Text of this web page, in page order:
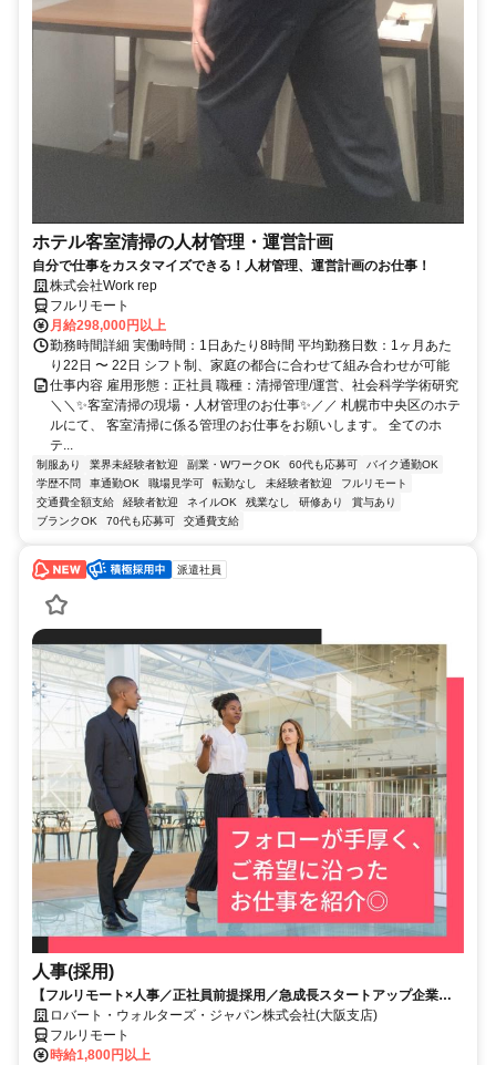
ホテル客室清掃の人材管理・運営計画
自分で仕事をカスタマイズできる！人材管理、運営計画のお仕事！
株式会社Work rep
フルリモート
月給298,000円以上
勤務時間詳細 実働時間：1日あたり8時間 平均勤務日数：1ヶ月あた
り22日 〜 22日 シフト制、家庭の都合に合わせて組み合わせが可能
仕事内容 雇用形態：正社員 職種：清掃管理/運営、社会科学学術研究
＼＼✨客室清掃の現場・人材管理のお仕事✨／／ 札幌市中央区のホテ
ルにて、 客室清掃に係る管理のお仕事をお願いします。 全てのホ
テ...
制服あり 業界未経験者歓迎 副業・WワークOK 60代も応募可
バイク通勤OK
学歴不問
車通勤OK 職場見学可 転勤なし 未経験者歓迎
フルリモート
交通費全額支給
経験者歓迎 ネイルOK 残業なし 研修あり
賞与あり
ブランクOK
70代も応募可 交通費支給
派遣社員
人事(採用)
【フルリモート×人事／正社員前提採用／急成長スタートアップ企業／
英語】Robert Walters
ロバート・ウォルターズ・ジャパン株式会社(大阪支店)
フルリモート
時給1,800円以上